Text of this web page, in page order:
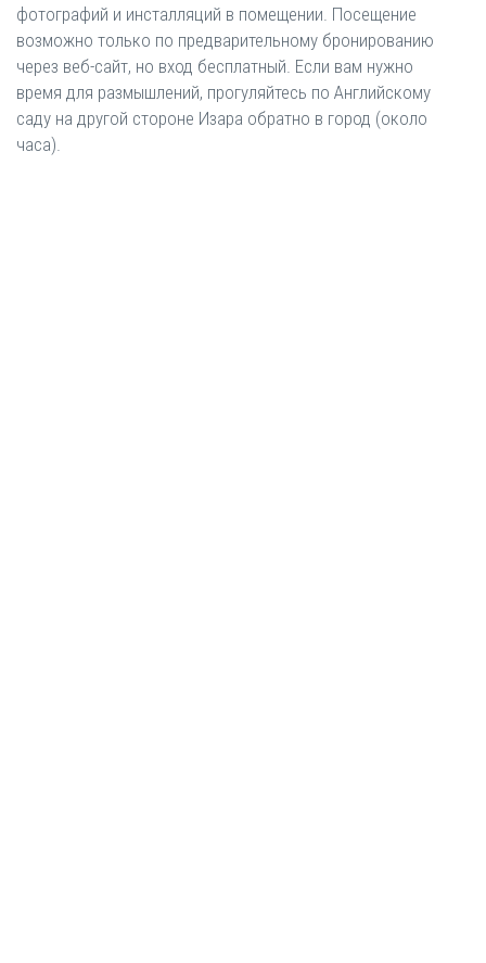
фотографий и инсталляций в помещении. Посещение
возможно только по предварительному бронированию
через веб-сайт, но вход бесплатный. Если вам нужно
время для размышлений, прогуляйтесь по Английскому
саду на другой стороне Изара обратно в город (около
часа).